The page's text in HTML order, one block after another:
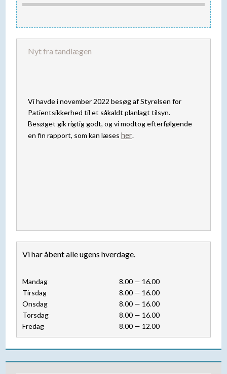
Nyt fra tandlægen
Vi havde i november 2022 besøg af Styrelsen for
Patientsikkerhed til et såkaldt planlagt tilsyn.
Besøget gik rigtig godt, og vi modtog efterfølgende
en fin rapport, som kan læses her.
Vi har åbent alle ugens hverdage.​​
​Mandag​
​8.00 — 16.00​
​Tirsdag
​8.00 — 16.00​
Onsdag
​8.00 — 16.00​
Torsdag
​8.00 — 16.00​
Fredag
​8.00 — 12.00​